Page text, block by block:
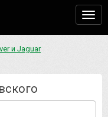
и Jaguar